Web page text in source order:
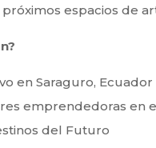
espacios de
en Saraguro, Ecuador
emprendedoras en
del Futuro